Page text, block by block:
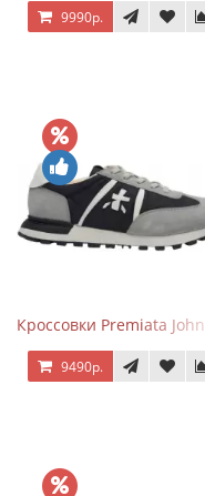
9990р.
Кроссовки Premiata John
9490р.